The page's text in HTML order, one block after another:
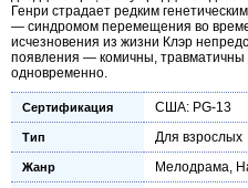
Генри страдает редким
— синдромом перемещения во
исчезновения из жизни Клэр
появления — комичны, травматичны
одновременно.
Сертификация США: PG-13
Тип Для взрослых
Жанр Мелодрама,